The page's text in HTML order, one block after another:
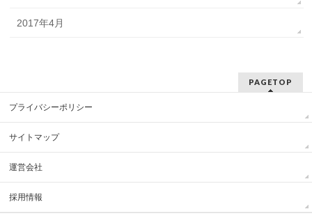
2017年4月
PAGETOP
プライバシーポリシー
サイトマップ
運営会社
採用情報